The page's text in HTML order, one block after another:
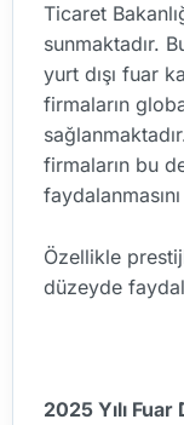
Ticaret
sunmaktadır.
yurt dışı fuar
firmaların
firmaların bu
Özellikle
düzeyde
2025 Yılı